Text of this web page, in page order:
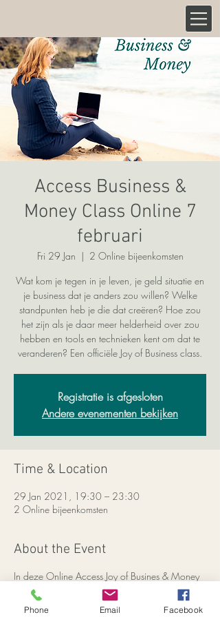
Access Business &
Money Class Online 7
februari
Fri 29 Jan
  |
2 Online bijeenkomsten
Wat kom je tegen in je leven, je geld situatie en
je business dat je anders zou willen? Welke
standpunten heb je die dat creëren? Hoe zou
het zijn als je daar meer helderheid over zou
hebben en tools en technieken kent om dat te
veranderen? Een officiële Joy of Business class.
Registratie is afgesloten
Andere evenementen bekijken
Time & Location
29 Jan 2021, 19:30 – 23:30
2 Online bijeenkomsten
About the Event
In deze Online Access Joy of Busines & Money
class gaan we in 2 avonden ontdekken wat er
werkelijk mogelijk is met Bewust Business doen.
Phone Email Facebook